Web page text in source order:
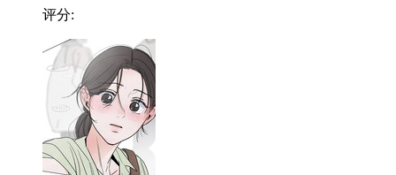
评分: